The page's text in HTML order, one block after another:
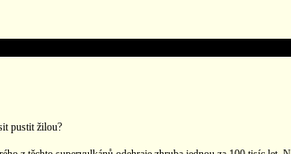
pustit žilou?